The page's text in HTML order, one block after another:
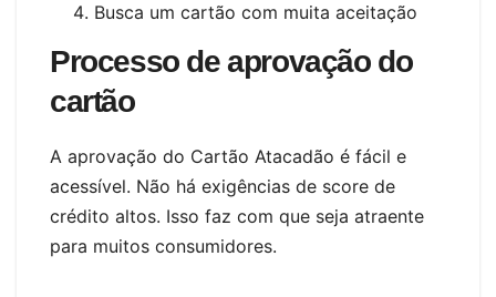
Busca um cartão com muita aceitação
Processo de aprovação do
cartão
A aprovação do Cartão Atacadão é fácil e
acessível. Não há exigências de score de
crédito altos. Isso faz com que seja atraente
para muitos consumidores.